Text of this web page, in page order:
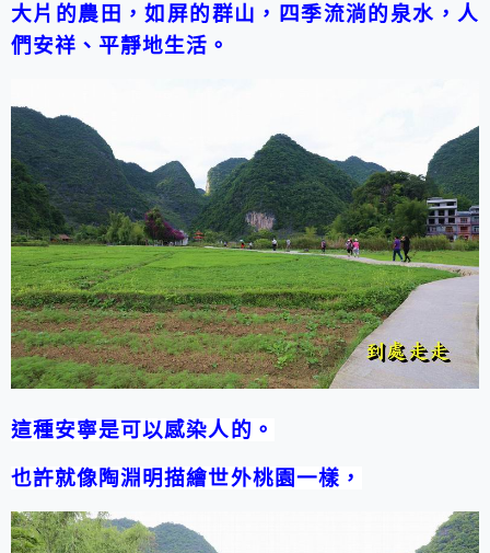
大片的農田，如屏的群山，四季流淌的泉水， 人
們安祥、平靜地生活。
這種安寧是可以感染人的。
也許就像陶淵明描繪世外桃園一樣，